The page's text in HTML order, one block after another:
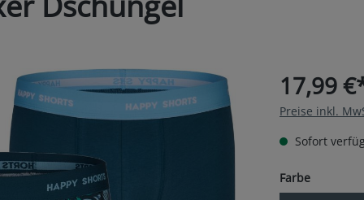
17,99
Preise inkl.
Sofort
Farbeauswählen